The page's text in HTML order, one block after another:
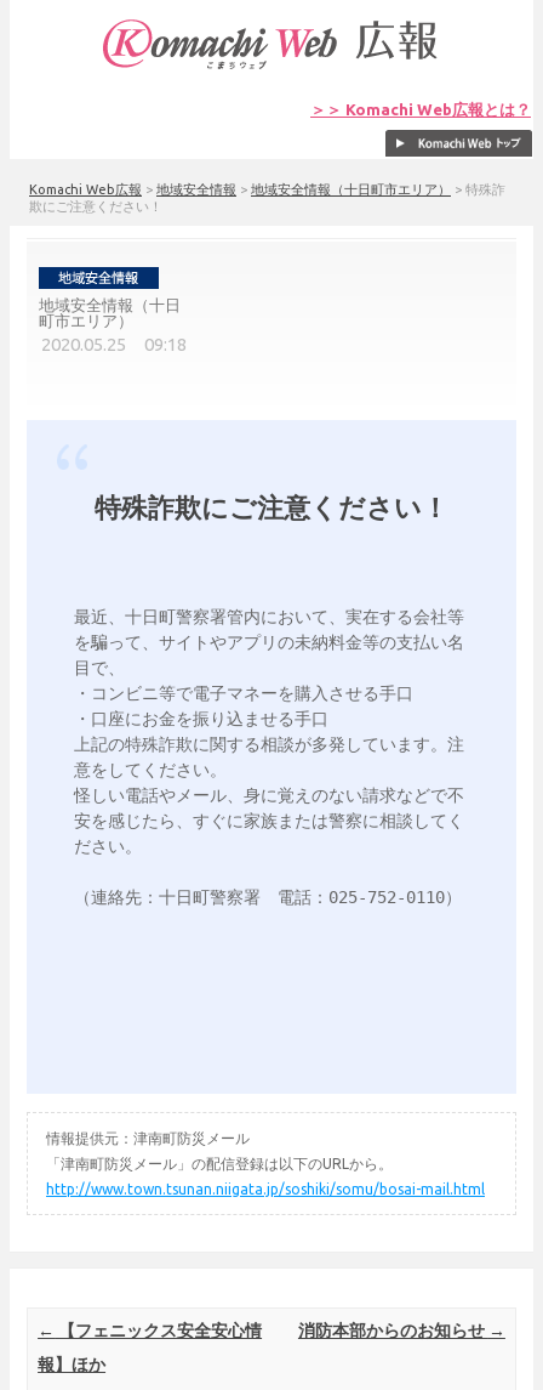
＞＞ Komachi Web広報とは？
Komachi Web広報 > 地域安全情報 > 地域安全情報（十日町市エリア） > 特殊詐
欺にご注意ください！
地域安全情報（十日
町市エリア）
2020.05.25 09:18
特殊詐欺にご注意ください！
最近、十日町警察署管内において、実在する会社等
を騙って、サイトやアプリの未納料金等の支払い名
目で、
・コンビニ等で電子マネーを購入させる手口
・口座にお金を振り込ませる手口
上記の特殊詐欺に関する相談が多発しています。注
意をしてください。
怪しい電話やメール、身に覚えのない請求などで不
安を感じたら、すぐに家族または警察に相談してく
ださい。
（連絡先：十日町警察署　電話：025-752-0110）
情報提供元：津南町防災メール
「津南町防災メール」の配信登録は以下のURLから。
http://www.town.tsunan.niigata.jp/soshiki/somu/bosai-mail.html
Post navigation
←
【フェニックス安全安心情
報】ほか
消防本部からのお知らせ →